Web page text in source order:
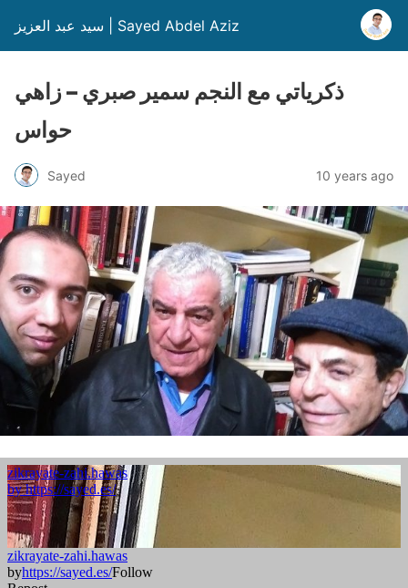
سيد عبد العزيز | Sayed Abdel Aziz
ذكرياتي مع النجم سمير صبري – زاهي
حواس
Sayed 10 years ago